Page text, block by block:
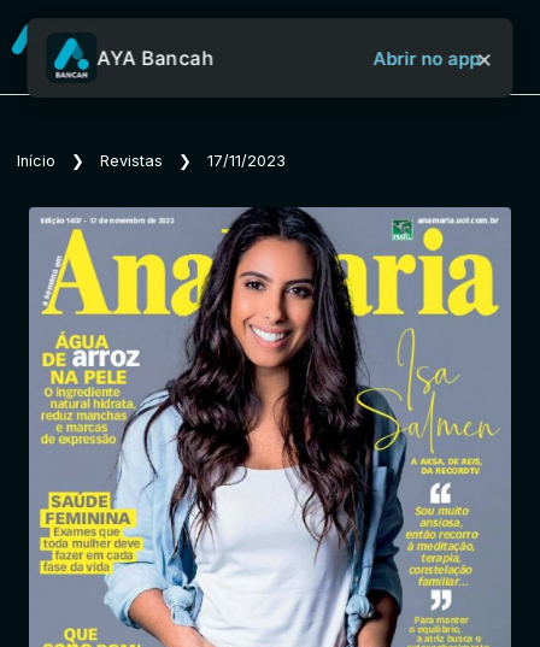
Sobre o Aya Bancah
Início
Revistas
Jornais
Notícias
Entrar
AYA Bancah Abrir no app×
Início ❯ Revistas ❯ 17/11/2023